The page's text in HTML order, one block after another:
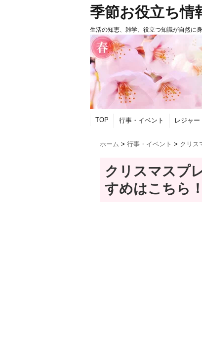
季節お役立ち情
生活の知恵、雑学、役立つ知識が自然に
TOP 行事・イベント レジャー
ホーム > 行事・イベント > クリス
クリスマスプ
すめはこちら！